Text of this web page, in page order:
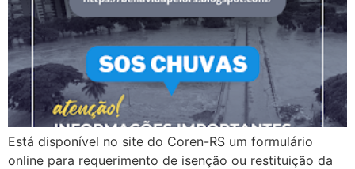
Está disponível no site do Coren-RS um formulário
online para requerimento de isenção ou restituição da